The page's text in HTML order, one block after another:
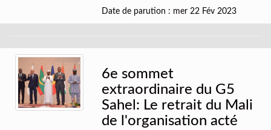
Date de parution : mer 22 Fév 2023
6e sommet
extraordinaire du G5
Sahel: Le retrait du Mali
de l'organisation acté